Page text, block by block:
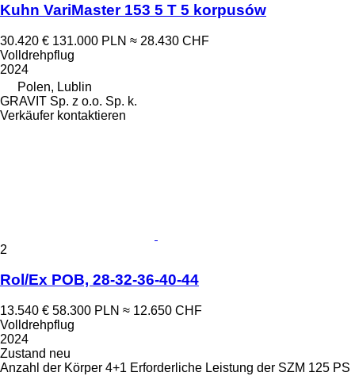
Kuhn VariMaster 153 5 T 5 korpusów
30.420 € 131.000 PLN ≈ 28.430 CHF
Volldrehpflug
2024
Polen, Lublin
GRAVIT Sp. z o.o. Sp. k.
Verkäufer kontaktieren
2
Rol/Ex POB, 28-32-36-40-44
13.540 € 58.300 PLN ≈ 12.650 CHF
Volldrehpflug
2024
Zustand neu
Anzahl der Körper 4+1 Erforderliche Leistung der SZM 125 PS